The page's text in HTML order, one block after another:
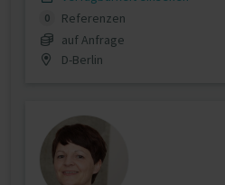
0
Referenzen
auf Anfrage
D-Berlin